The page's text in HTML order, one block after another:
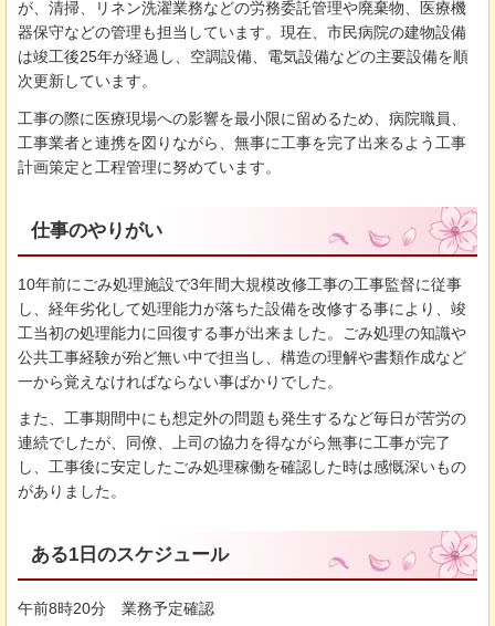
が、清掃、リネン洗濯業務などの労務委託管理や廃棄物、医療機
器保守などの管理も担当しています。現在、市民病院の建物設備
は竣工後25年が経過し、空調設備、電気設備などの主要設備を順
次更新しています。
工事の際に医療現場への影響を最小限に留めるため、病院職員、
工事業者と連携を図りながら、無事に工事を完了出来るよう工事
計画策定と工程管理に努めています。
仕事のやりがい
10年前にごみ処理施設で3年間大規模改修工事の工事監督に従事
し、経年劣化して処理能力が落ちた設備を改修する事により、竣
工当初の処理能力に回復する事が出来ました。ごみ処理の知識や
公共工事経験が殆ど無い中で担当し、構造の理解や書類作成など
一から覚えなければならない事ばかりでした。
また、工事期間中にも想定外の問題も発生するなど毎日が苦労の
連続でしたが、同僚、上司の協力を得ながら無事に工事が完了
し、工事後に安定したごみ処理稼働を確認した時は感慨深いもの
がありました。
ある1日のスケジュール
午前8時20分 業務予定確認